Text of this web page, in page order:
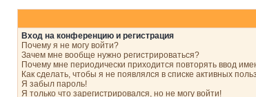
Вход на конференцию и регистрация
Почему я не могу войти?
Зачем мне вообще нужно регистрироваться?
Почему мне периодически приходится повторять ввод
Как сделать, чтобы я не появлялся в списке активных
Я забыл пароль!
Я только что зарегистрировался, но не могу войти!